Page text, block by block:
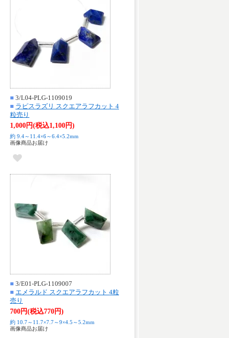
■ 3/L04-PLG-1109019
■ ラピスラズリ スクエアラフカット 4
粒売り
1,000円(税込1,100円)
約 9.4～11.4×6～6.4×5.2mm
画像商品お届け
■ 3/E01-PLG-1109007
■ エメラルド スクエアラフカット 4粒
売り
700円(税込770円)
約 10.7～11.7×7.7～9×4.5～5.2mm
画像商品お届け